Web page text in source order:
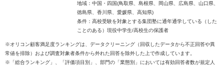
地域：中国・四国(鳥取県、島根県、岡山県、広島県、山口県、
徳島県、香川県、愛媛県、高知県)
条件：高校受験を対象とする集団塾に通年通学している（した
ことのある）現役中学生/高校生の保護者
※オリコン顧客満足度ランキングは、データクリーニング（回収したデータから不正回答や異
常値を排除）および調査対象者条件から外れた回答を除外した上で作成しています。
※「総合ランキング」、「評価項目別」、部門の「業態別」においては有効回答者数が規定人